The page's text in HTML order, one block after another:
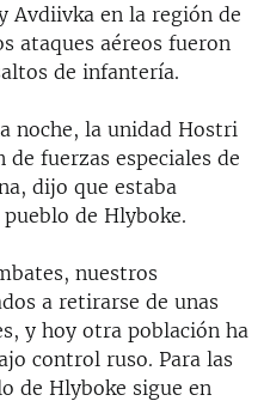
Avdiivka en la región de
ataques aéreos fueron
de infantería.
noche, la unidad Hostri
fuerzas especiales de
dijo que estaba
de Hlyboke.
nuestros
a retirarse de unas
y hoy otra población ha
control ruso. Para las
de Hlyboke sigue en